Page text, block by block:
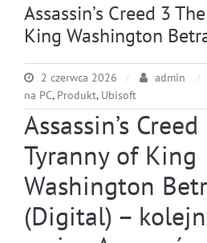
Assassin’s Creed 3
King Washington
2 czerwca 2026 admin
na PC, Produkt, Ubisoft
Assassin’s
Tyranny of King
Washington
(Digital) –